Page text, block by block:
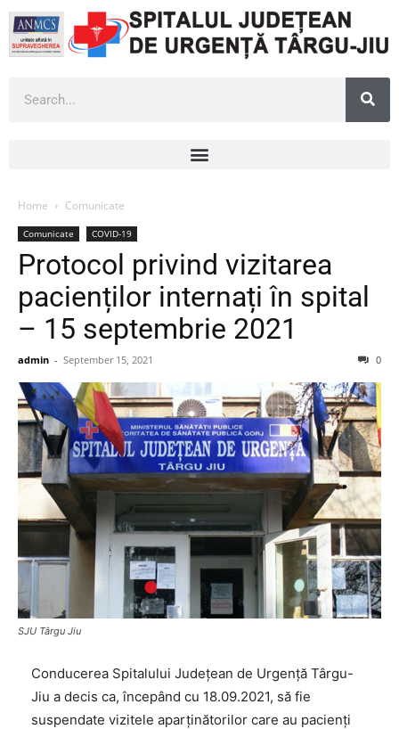
Home Comunicate
Comunicate COVID-19
Protocol privind vizitarea
pacienților internați în spital
– 15 septembrie 2021
admin - September 15, 2021 0
SJU Târgu Jiu
Conducerea Spitalului Județean de Urgență Târgu-
Jiu a decis ca, începând cu 18.09.2021, să fie
suspendate vizitele aparținătorilor care au pacienți